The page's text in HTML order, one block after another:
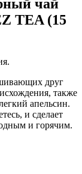
чай
TEA (15
друг
также
апельсин.
и сделает
и горячим.